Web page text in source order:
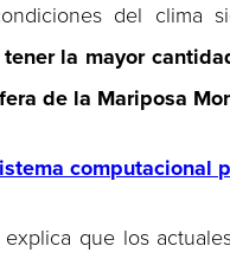
del clima
la mayor
de la Mariposa
computacional
que los